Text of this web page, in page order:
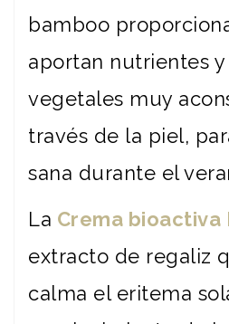
bamboo
aportan nutrientes
vegetales muy
través de la piel,
sana durante el
La Crema bioactiva
extracto de regaliz
calma el eritema